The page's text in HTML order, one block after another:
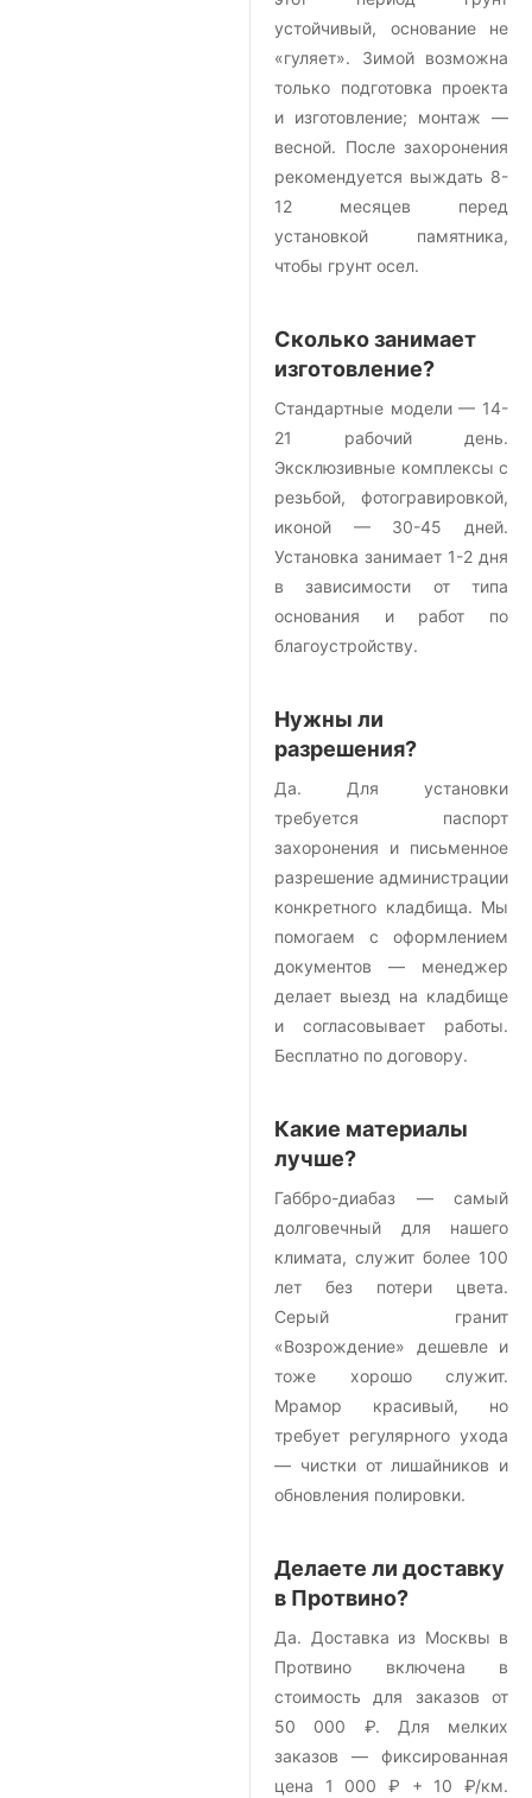
устойчивый, основание не
«гуляет». Зимой возможна
только подготовка проекта
и изготовление; монтаж —
весной. После захоронения
рекомендуется выждать 8-
12 месяцев перед
установкой памятника,
чтобы грунт осел.
Сколько занимает
изготовление?
Стандартные модели — 14-
21 рабочий день.
Эксклюзивные комплексы с
резьбой, фотогравировкой,
иконой — 30-45 дней.
Установка занимает 1-2 дня
в зависимости от типа
основания и работ по
благоустройству.
Нужны ли
разрешения?
Да. Для установки
требуется паспорт
захоронения и письменное
разрешение администрации
конкретного кладбища. Мы
помогаем с оформлением
документов — менеджер
делает выезд на кладбище
и согласовывает работы.
Бесплатно по договору.
Какие материалы
лучше?
Габбро-диабаз — самый
долговечный для нашего
климата, служит более 100
лет без потери цвета.
Серый гранит
«Возрождение» дешевле и
тоже хорошо служит.
Мрамор красивый, но
требует регулярного ухода
— чистки от лишайников и
обновления полировки.
Делаете ли доставку
в Протвино?
Да. Доставка из Москвы в
Протвино включена в
стоимость для заказов от
50 000 ₽. Для мелких
заказов — фиксированная
цена 1 000 ₽ + 10 ₽/км.